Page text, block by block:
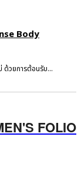
Body
ด้วยการต้อนรับ...
FOLIO